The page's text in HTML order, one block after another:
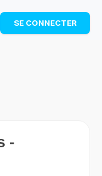
les maths cet
progresse avec des
SE CONNECTER
-